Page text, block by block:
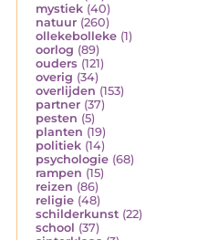
mystiek (40)
natuur (260)
ollekebolleke (1)
oorlog (89)
ouders (121)
overig (34)
overlijden (153)
partner (37)
pesten (5)
planten (19)
politiek (14)
psychologie (68)
rampen (15)
reizen (86)
religie (48)
schilderkunst (22)
school (37)